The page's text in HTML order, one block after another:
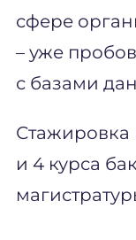
сфере
– уже
с базами
Стажировка
и 4 курса